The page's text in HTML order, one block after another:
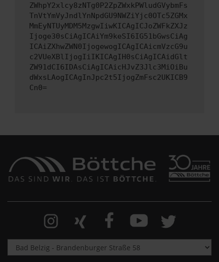
ZWhpY2xlcy8zNTg0P2ZpZWxkPWludGVybmFs
TnVtYmVyJndlYnNpdGU9NWZiYjc0OTc5ZGMx
MmEyNTUyMDM5MzgwIiwKICAgICJoZWFkZXJz
Ijoge30sCiAgICAiYm9keSI6IG51bGwsCiAg
ICAiZXhwZWN0IjogewogICAgICAicmVzcG9u
c2VUeXBlIjogIiIKICAgIH0sCiAgICAidGlt
ZW91dCI6IDAsCiAgICAicHJvZ3Jlc3MiOiBu
dWxsLAogICAgInJpc2t5IjogZmFsc2UKICB9
Cn0=